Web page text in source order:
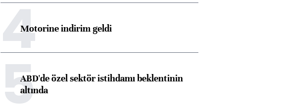
4Motorine indirim geldi
5ABD'de özel sektör istihdamı beklentinin
altında